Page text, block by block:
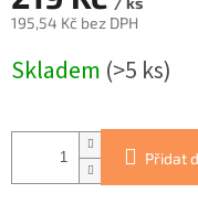
195,54 Kč bez DPH
cena:
Skladem (>5 ks)
Přidat